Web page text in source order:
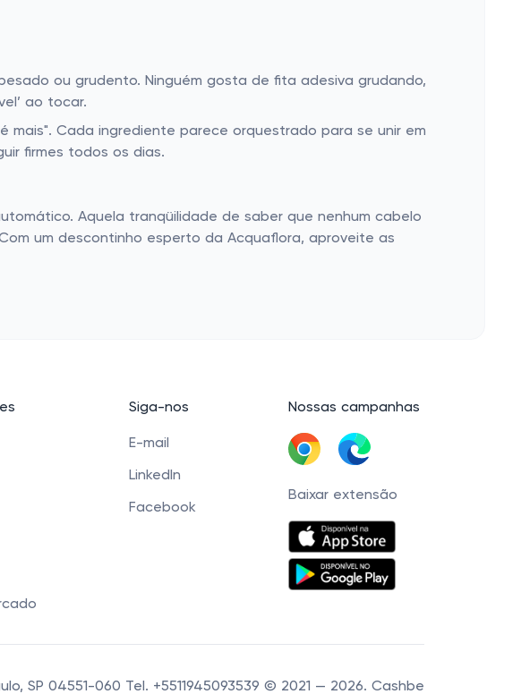
ou grudento. Ninguém gosta de fita adesiva grudando,
ao tocar.
mais". Cada ingrediente parece orquestrado para se unir em
firmes todos os dias.
Aquela tranqüilidade de saber que nenhum cabelo
um descontinho esperto da Acquaflora, aproveite as
Siga-nos
E-mail
LinkedIn
Facebook
Nossas campanhas
Baixar extensão
SP 04551-060 Tel. +5511945093539 © 2021 — 2026. Cashbe